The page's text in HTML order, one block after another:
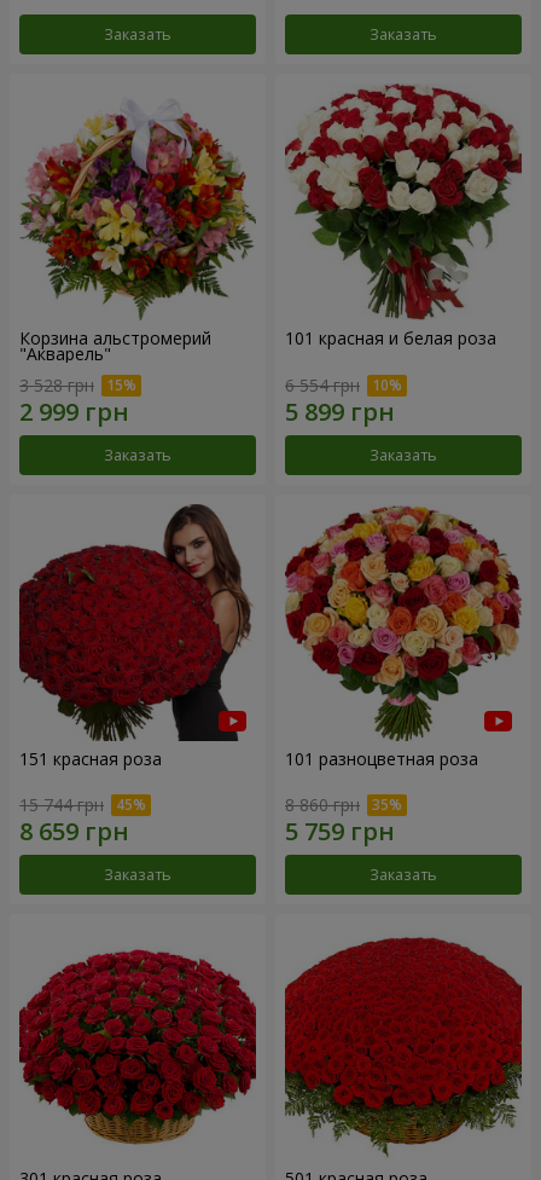
Заказать Заказать
Корзина альстромерий
"Акварель"
3 528 грн
Заказать
101 красная и белая роза
6 554 грн
Заказать
151 красная роза
15 744 грн
Заказать
101 разноцветная роза
8 860 грн
Заказать